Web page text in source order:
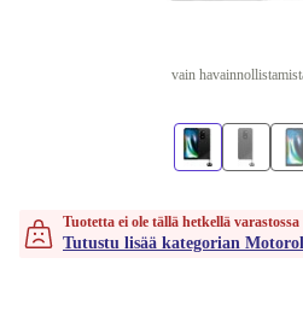
vain
Tuotetta ei ole tällä hetkellä varastossa
Tutustu lisää kategorian